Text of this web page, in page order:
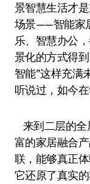
景智慧生活才
场景——智能家
乐、智慧办公
景化的方式得
智能”这样充满
听说过，如今
来到二层的全
富的家居融合
联，能够真正
它还原了真实